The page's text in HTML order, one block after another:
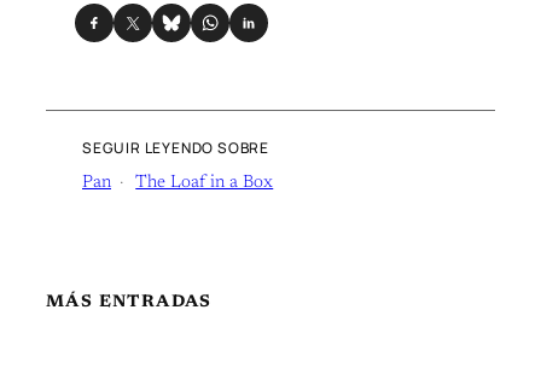
SEGUIR LEYENDO SOBRE
Pan The Loaf in a Box
MÁS ENTRADAS